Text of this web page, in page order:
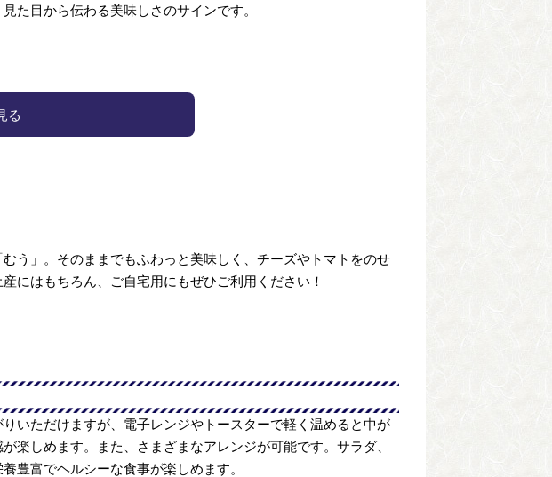
た目から伝わる美味しさのサインです。
る
う」。そのままでもふわっと美味しく、チーズやトマトをのせ
にはもちろん、ご自宅用にもぜひご利用ください！
いただけますが、電子レンジやトースターで軽く温めると中が
楽しめます。また、さまざまなアレンジが可能です。サラダ、
豊富でヘルシーな食事が楽しめます。